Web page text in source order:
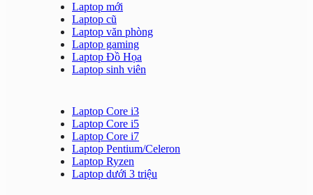
Laptop mới
Laptop cũ
Laptop văn phòng
Laptop gaming
Laptop Đồ Họa
Laptop sinh viên
Laptop Core i3
Laptop Core i5
Laptop Core i7
Laptop Pentium/Celeron
Laptop Ryzen
Laptop dưới 3 triệu